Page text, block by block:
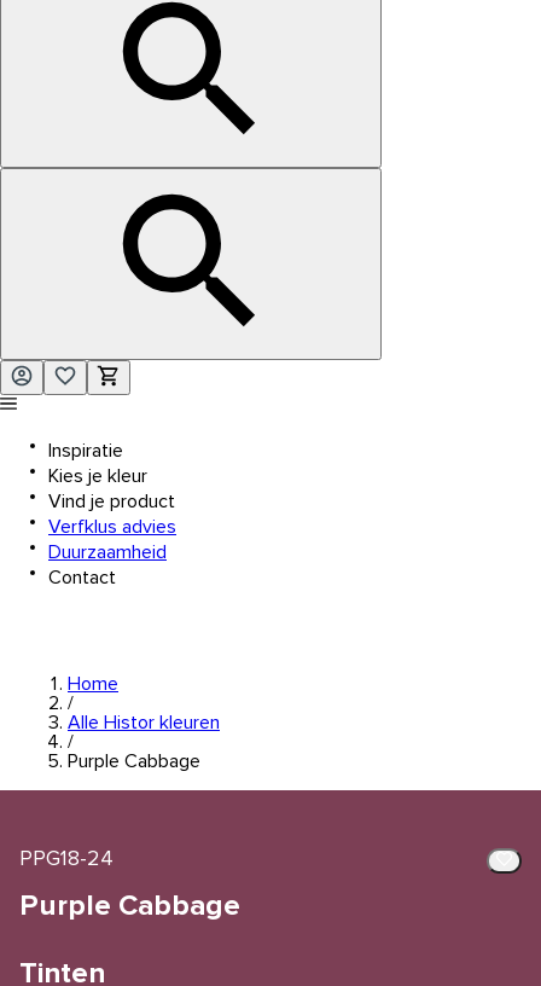
Inspiratie
Kies je kleur
Vind je product
Verfklus advies
Duurzaamheid
Contact
Home
/
Alle Histor kleuren
/
Purple Cabbage
PPG18-24
Purple Cabbage
Tinten